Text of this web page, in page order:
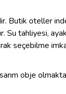
Butik oteller
Su tahliyesi,
seçebilme
obje